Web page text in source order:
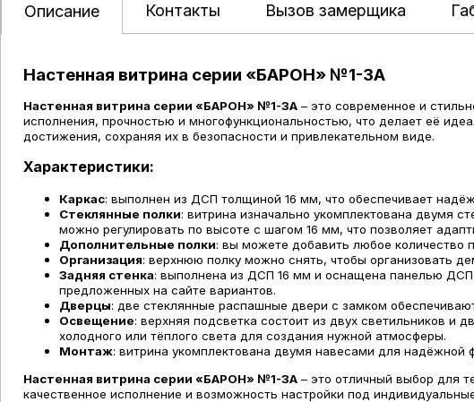
Описание Контакты Вызов замерщика
Настенная витрина серии «БАРОН» №1-3А
Настенная витрина серии «БАРОН» №1-3А – это современное и
исполнения, прочностью и многофункциональностью, что делает её
достижения, сохраняя их в безопасности и привлекательном виде.
Характеристики:
Каркас: выполнен из ДСП толщиной 16 мм, что обеспечивает
Стеклянные полки: витрина изначально укомплектована двумя
можно регулировать по высоте с шагом 16 мм, что позволяет
Дополнительные полки: вы можете добавить любое количество
Организация: верхнюю полку можно снять, чтобы организовать
Задняя стенка: выполнена из ДСП 16 мм и оснащена панелью
предложенных на сайте вариантов.
Дверцы: две стеклянные распашные двери с замком
Освещение: верхняя подсветка состоит из двух светильников
холодного или тёплого света для создания нужной атмосферы.
Монтаж: витрина укомплектована двумя навесами для надёжной
Настенная витрина серии «БАРОН» №1-3А – это отличный выбор для
качественное исполнение и возможность настройки под